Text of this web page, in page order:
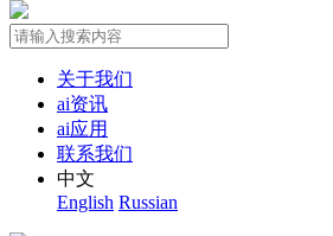
关于我们
ai资讯
ai应用
联系我们
中文
English Russian